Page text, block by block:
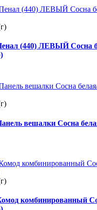
(440) ЛЕВЫЙ Сосна
вешалки Сосна
комбинированный